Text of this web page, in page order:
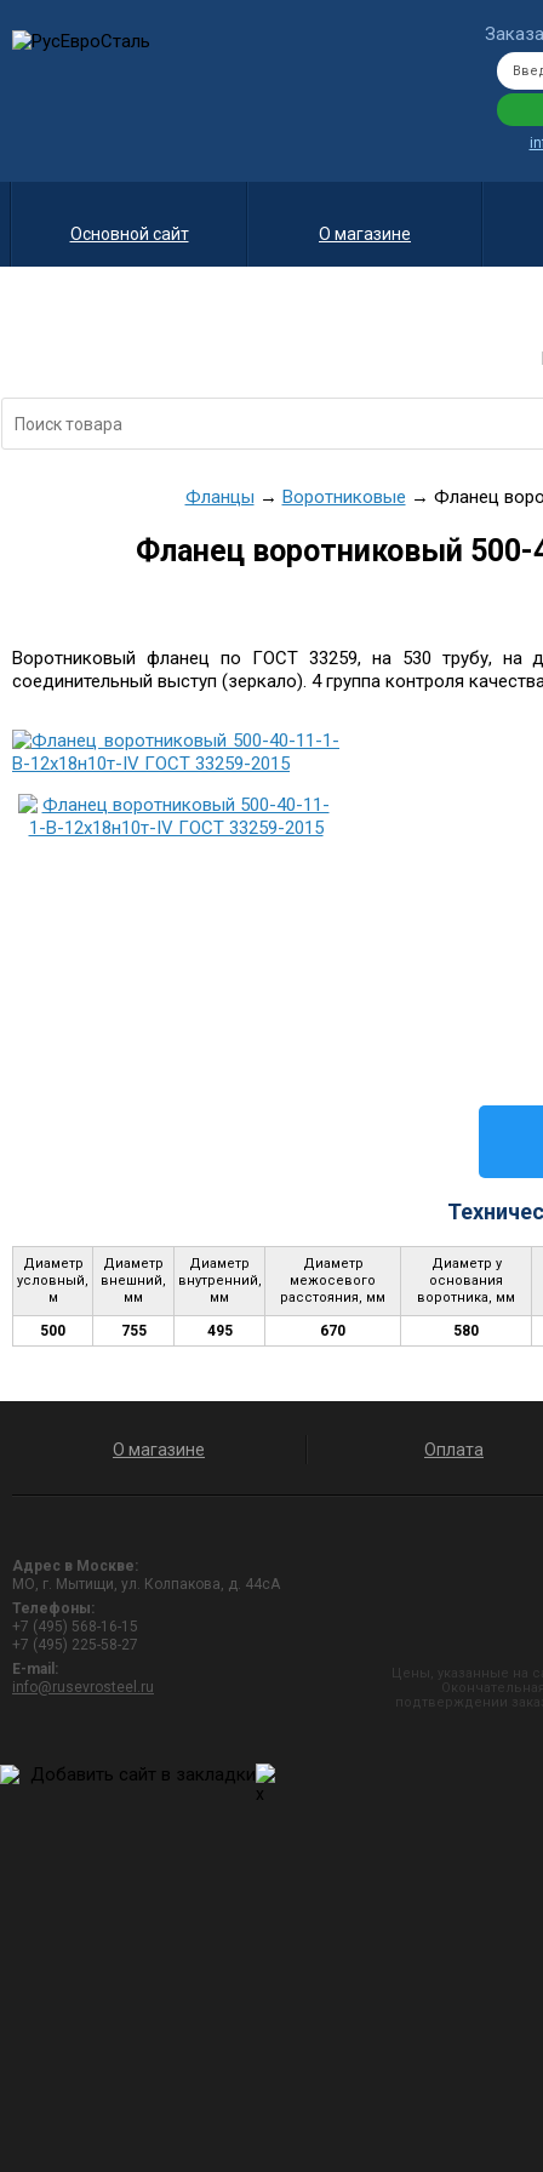
Основной сайт О магазине
Фланцы → Воротниковые → Фланец
Фланец воротниковый
Воротниковый фланец по ГОСТ 33259, на 530 трубу, на
соединительный выступ (зеркало). 4 группа контроля
Диаметр
условный,
м
Диаметр
внешний,
мм
Диаметр
внутренний,
мм
Диаметр
межосевого
расстояния, мм
Диаметр у
основания
воротника, мм
500 755 495 670 580
О магазине Оплата
Адрес в Москве:
МО, г. Мытищи, ул. Колпакова, д. 44сА
Телефоны:
+7 (495) 568-16-15
+7 (495) 225-58-27
E-mail:
info@rusevrosteel.ru
Цены, указанные на
подтверждении
Добавить сайт в закладки